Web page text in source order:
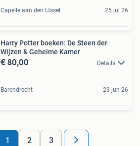
Capelle aan den IJssel 25 jul 26
Harry Potter boeken: De Steen der
Wijzen & Geheime Kamer
€ 80,00 Details
Barendrecht 23 jun 26
1 2 3